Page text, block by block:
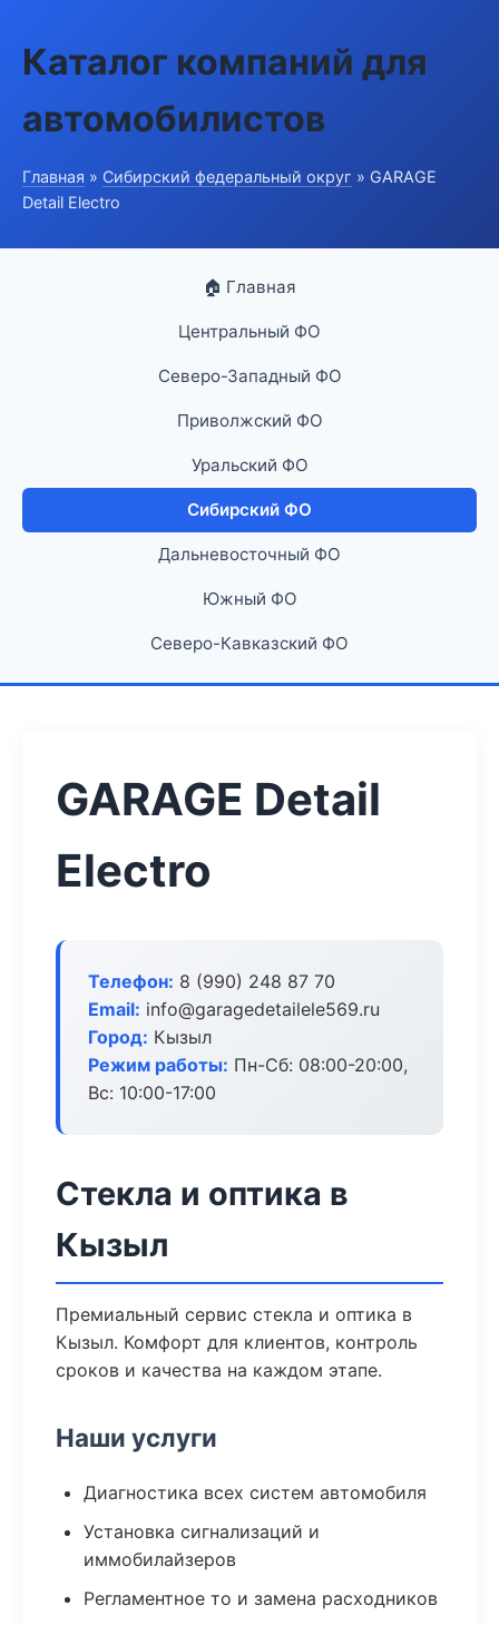
Каталог компаний для
автомобилистов
Главная » Сибирский федеральный округ » GARAGE
Detail Electro
🏠 Главная
Центральный ФО
Северо-Западный ФО
Приволжский ФО
Уральский ФО
Сибирский ФО
Дальневосточный ФО
Южный ФО
Северо-Кавказский ФО
GARAGE Detail
Electro
Телефон: 8 (990) 248 87 70
Email: info@garagedetailele569.ru
Город: Кызыл
Режим работы: Пн-Сб: 08:00-20:00,
Вс: 10:00-17:00
Стекла и оптика в
Кызыл
Премиальный сервис стекла и оптика в
Кызыл. Комфорт для клиентов, контроль
сроков и качества на каждом этапе.
Наши услуги
Диагностика всех систем автомобиля
Установка сигнализаций и
иммобилайзеров
Регламентное то и замена расходников